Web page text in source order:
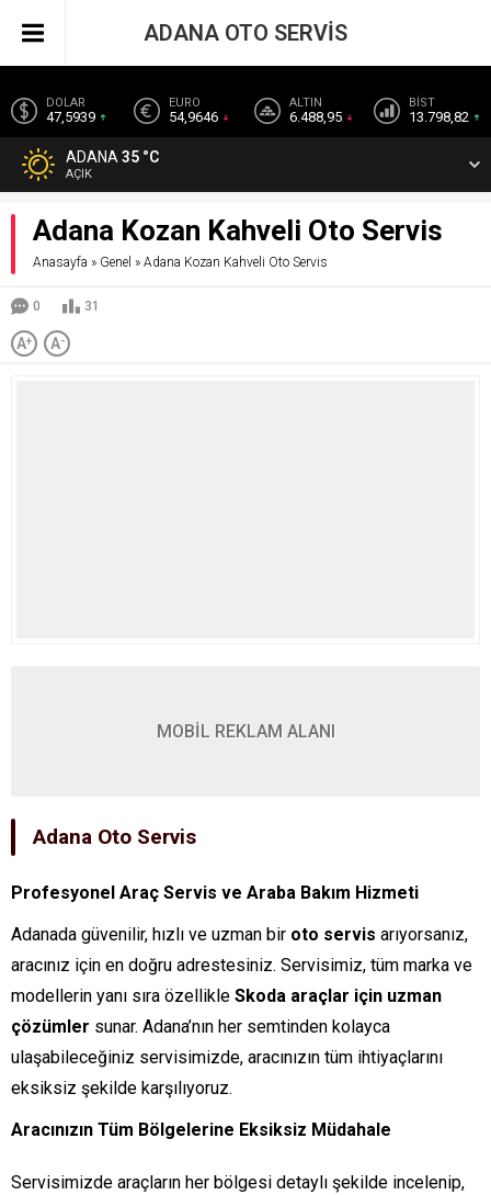
DOLAR
47,5939
EURO
54,9646
ALTIN
6.488,95
BİST
13.798,82
ADANA 35 °C
AÇIK
ADANA OTO SERVİS
Adana Kozan Kahveli Oto Servis
Anasayfa » Genel » Adana Kozan Kahveli Oto Servis
0 31
A+ A-
MOBİL REKLAM ALANI
Adana Oto Servis
Profesyonel Araç Servis ve Araba Bakım Hizmeti
Adanada güvenilir, hızlı ve uzman bir oto servis arıyorsanız,
aracınız için en doğru adrestesiniz. Servisimiz, tüm marka ve
modellerin yanı sıra özellikle Skoda araçlar için uzman
çözümler sunar. Adana’nın her semtinden kolayca
ulaşabileceğiniz servisimizde, aracınızın tüm ihtiyaçlarını
eksiksiz şekilde karşılıyoruz.
Aracınızın Tüm Bölgelerine Eksiksiz Müdahale
Servisimizde araçların her bölgesi detaylı şekilde incelenip,